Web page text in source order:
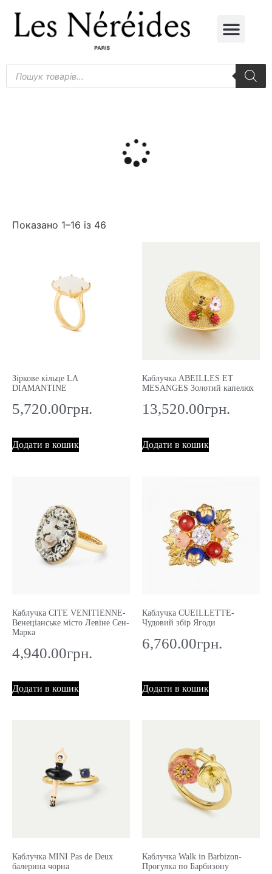
Показано 1–16 із 46
Зіркове кільце LA
DIAMANTINE
5,720.00грн.
Додати в кошик
Каблучка ABEILLES ET
MESANGES Золотий капелюх
13,520.00грн.
Додати в кошик
Каблучка CITE VENITIENNE-
Венеціанське місто Левіне Сен-
Марка
4,940.00грн.
Додати в кошик
Каблучка CUEILLETTE-
Чудовий збір Ягоди
6,760.00грн.
Додати в кошик
Каблучка MINI Pas de Deux
балерина чорна
Каблучка Walk in Barbizon-
Прогулка по Барбизону